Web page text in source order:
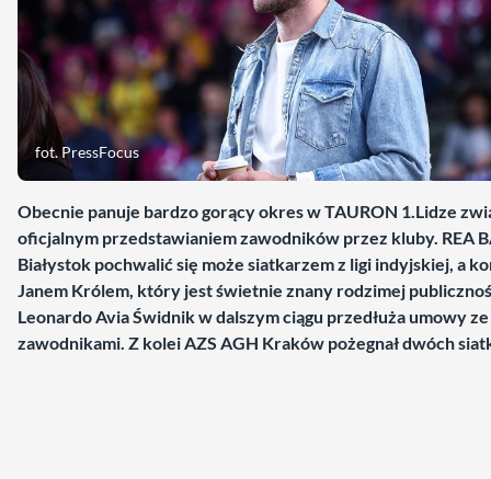
fot. PressFocus
Obecnie panuje bardzo gorący okres w TAURON 1.Lidze
oficjalnym przedstawianiem zawodników przez kluby. REA
Białystok pochwalić się może siatkarzem z ligi indyjskiej, a
Janem Królem, który jest świetnie znany rodzimej
Leonardo Avia Świdnik w dalszym ciągu przedłuża umowy
zawodnikami. Z kolei AZS AGH Kraków pożegnał dwóch